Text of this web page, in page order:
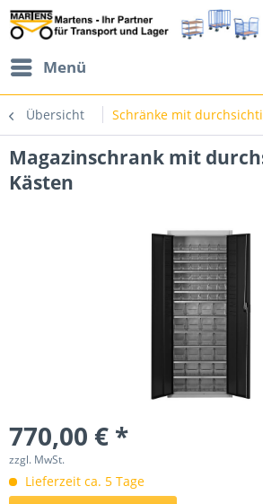
Menü
Übersicht Schränke mit
Magazinschrank mit
Kästen
770,00 € *
zzgl. MwSt.
Lieferzeit ca. 5 Tage